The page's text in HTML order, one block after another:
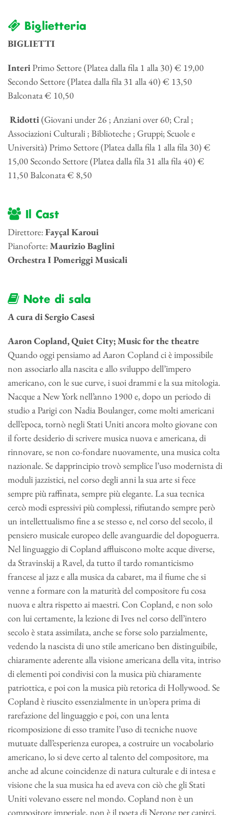
Biglietteria
BIGLIETTI
InteriPrimo Settore (Platea dalla fila 1 alla 30) € 19,00
Secondo Settore (Platea dalla fila 31 alla 40) € 13,50
Balconata € 10,50
Ridotti(Giovani under 26 ; Anziani over 60; Cral ;
Associazioni Culturali ; Biblioteche ; Gruppi; Scuole e
Università) Primo Settore (Platea dalla fila 1 alla fila 30) €
15,00 Secondo Settore (Platea dalla fila 31 alla fila 40) €
11,50 Balconata € 8,50
Il Cast
Direttore:Fayçal Karoui
Pianoforte:Maurizio Baglini
Orchestra I Pomeriggi Musicali
Note di sala
A cura di Sergio Casesi
Aaron Copland, Quiet City; Music for the theatre
Quando oggi pensiamo ad Aaron Copland ci è impossibile
non associarlo alla nascita e allo sviluppo dell’impero
americano, con le sue curve, i suoi drammi e la sua mitologia.
Nacque a New York nell’anno 1900 e, dopo un periodo di
studio a Parigi con Nadia Boulanger, come molti americani
dell’epoca, tornò negli Stati Uniti ancora molto giovane con
il forte desiderio di scrivere musica nuova e americana, di
rinnovare, se non co-fondare nuovamente, una musica colta
nazionale. Se dapprincipio trovò semplice l’uso modernista di
moduli jazzistici, nel corso degli anni la sua arte si fece
sempre più raffinata, sempre più elegante. La sua tecnica
cercò modi espressivi più complessi, rifiutando sempre però
un intellettualismo fine a se stesso e, nel corso del secolo, il
pensiero musicale europeo delle avanguardie del dopoguerra.
Nel linguaggio di Copland affluiscono molte acque diverse,
da Stravinskij a Ravel, da tutto il tardo romanticismo
francese al jazz e alla musica da cabaret, ma il fiume che si
venne a formare con la maturità del compositore fu cosa
nuova e altra rispetto ai maestri. Con Copland, e non solo
con lui certamente, la lezione di Ives nel corso dell’intero
secolo è stata assimilata, anche se forse solo parzialmente,
vedendo la nascista di uno stile americano ben distinguibile,
chiaramente aderente alla visione americana della vita, intriso
di elementi poi condivisi con la musica più chiaramente
patriottica, e poi con la musica più retorica di Hollywood. Se
Copland è riuscito essenzialmente in un’opera prima di
rarefazione del linguaggio e poi, con una lenta
ricomposizione di esso tramite l’uso di tecniche nuove
mutuate dall’esperienza europea, a costruire un vocabolario
americano, lo si deve certo al talento del compositore, ma
anche ad alcune coincidenze di natura culturale e di intesa e
visione che la sua musica ha ed aveva con ciò che gli Stati
Uniti volevano essere nel mondo. Copland non è un
compositore imperiale, non è il poeta di Nerone per capirci,